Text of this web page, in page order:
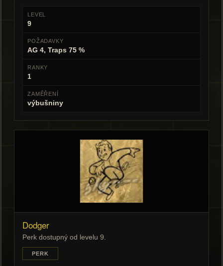
LEVEL
9
POŽADAVKY
AG 4, Traps 75 %
RANKY
1
ZAMĚŘENÍ
výbušniny
Dodger
Perk dostupný od levelu 9.
PERK